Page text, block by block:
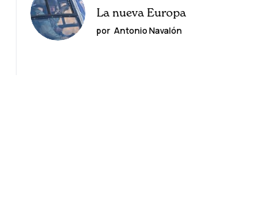
La nueva Europa
por Antonio Navalón